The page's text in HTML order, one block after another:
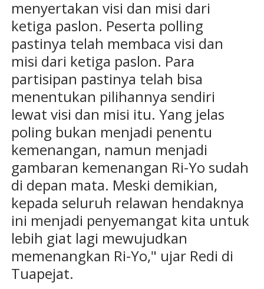
menyertakan visi dan misi dari
ketiga paslon. Peserta polling
pastinya telah membaca visi dan
misi dari ketiga paslon. Para
partisipan pastinya telah bisa
menentukan pilihannya sendiri
lewat visi dan misi itu. Yang jelas
poling bukan menjadi penentu
kemenangan, namun menjadi
gambaran kemenangan Ri-Yo sudah
di depan mata. Meski demikian,
kepada seluruh relawan hendaknya
ini menjadi penyemangat kita untuk
lebih giat lagi mewujudkan
memenangkan Ri-Yo," ujar Redi di
Tuapejat.